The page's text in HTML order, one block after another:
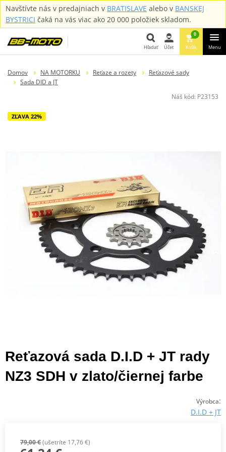
Navštívte nás v predajniach v BRATISLAVE alebo v BANSKEJ
BYSTRICI čaká na vás viac ako 20 000 položiek skladom.
Hľadať
Hľadať Účet
0
Košík Menu
Domov NA MOTORKU Reťaze a rozety
Reťazové sady
Sada DID a JT
Náš kód: P23153
ZĽAVA 22%
Reťazová sada D.I.D + JT rady
NZ3 SDH v zlato/čiernej farbe
Výrobca:
D.I.D + JT
79,00 €(ušetríte 17,76 €)